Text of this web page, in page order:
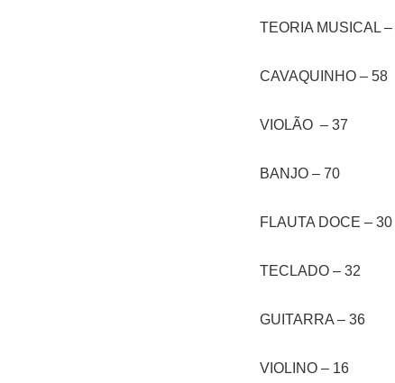
TEORIA MUSICAL –
CAVAQUINHO – 58
VIOLÃO – 37
BANJO – 70
FLAUTA DOCE – 30
TECLADO – 32
GUITARRA – 36
VIOLINO – 16